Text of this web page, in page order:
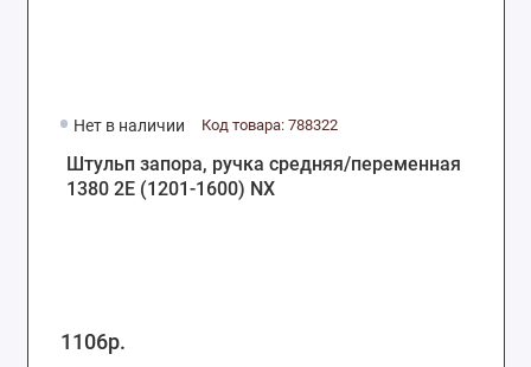
Нет в наличии Код товара: 788322
Штульп запора, ручка средняя/переменная
1380 2Е (1201-1600) NX
1106р.